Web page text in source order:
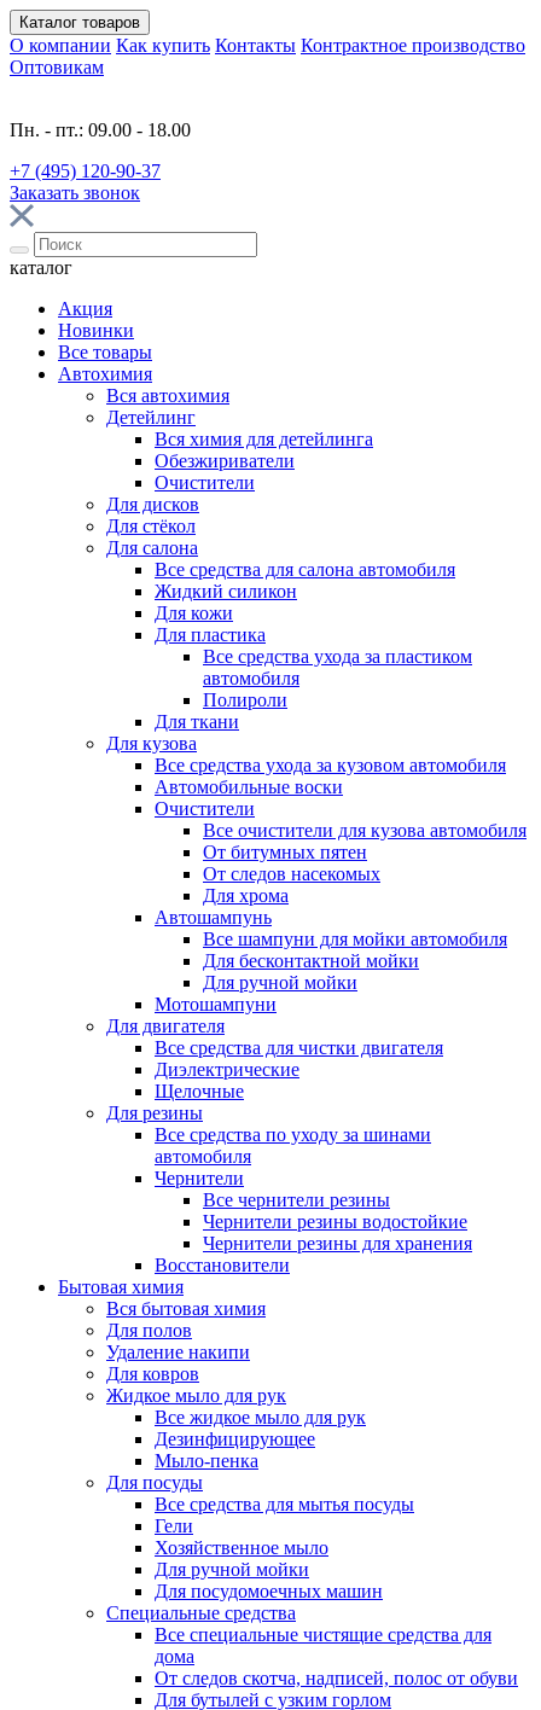
Каталог товаров
О компании Как купить Контакты Контрактное производство
Оптовикам
Пн. - пт.: 09.00 - 18.00
+7 (495) 120-90-37
Заказать звонок
каталог
Акция
Новинки
Все товары
Автохимия
Вся автохимия
Детейлинг
Вся химия для детейлинга
Обезжириватели
Очистители
Для дисков
Для стёкол
Для салона
Все средства для салона автомобиля
Жидкий силикон
Для кожи
Для пластика
Все средства ухода за пластиком
автомобиля
Полироли
Для ткани
Для кузова
Все средства ухода за кузовом автомобиля
Автомобильные воски
Очистители
Все очистители для кузова автомобиля
От битумных пятен
От следов насекомых
Для хрома
Автошампунь
Все шампуни для мойки автомобиля
Для бесконтактной мойки
Для ручной мойки
Мотошампуни
Для двигателя
Все средства для чистки двигателя
Диэлектрические
Щелочные
Для резины
Все средства по уходу за шинами
автомобиля
Чернители
Все чернители резины
Чернители резины водостойкие
Чернители резины для хранения
Восстановители
Бытовая химия
Вся бытовая химия
Для полов
Удаление накипи
Для ковров
Жидкое мыло для рук
Все жидкое мыло для рук
Дезинфицирующее
Мыло-пенка
Для посуды
Все средства для мытья посуды
Гели
Хозяйственное мыло
Для ручной мойки
Для посудомоечных машин
Специальные средства
Все специальные чистящие средства для
дома
От следов скотча, надписей, полос от обуви
Для бутылей с узким горлом